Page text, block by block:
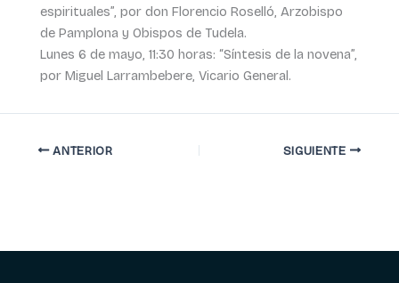
espirituales”, por don Florencio Roselló, Arzobispo
de Pamplona y Obispos de Tudela.
Lunes 6 de mayo, 11:30 horas: “Síntesis de la novena”,
por Miguel Larrambebere, Vicario General.
ANTERIOR SIGUIENTE